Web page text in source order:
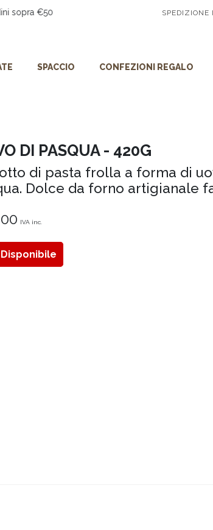
sopra €50 SPEDIZIONE
SPACCIO CONFEZIONI REGALO
DI PASQUA - 420G
di pasta frolla a forma di
Dolce da forno artigianale
IVA inc.